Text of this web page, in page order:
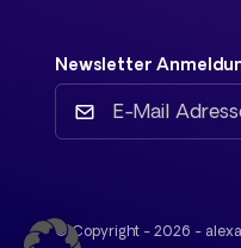
Newsletter
© Copyright - 2026 -